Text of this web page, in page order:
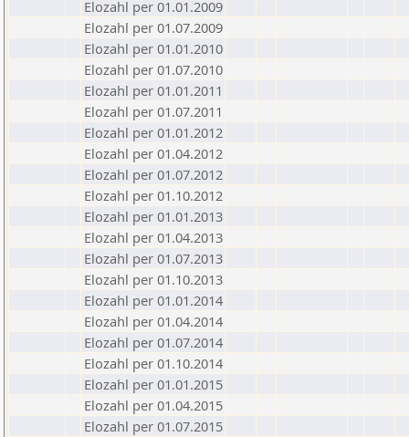
Elozahl per 01.01.2009
Elozahl per 01.07.2009
Elozahl per 01.01.2010
Elozahl per 01.07.2010
Elozahl per 01.01.2011
Elozahl per 01.07.2011
Elozahl per 01.01.2012
Elozahl per 01.04.2012
Elozahl per 01.07.2012
Elozahl per 01.10.2012
Elozahl per 01.01.2013
Elozahl per 01.04.2013
Elozahl per 01.07.2013
Elozahl per 01.10.2013
Elozahl per 01.01.2014
Elozahl per 01.04.2014
Elozahl per 01.07.2014
Elozahl per 01.10.2014
Elozahl per 01.01.2015
Elozahl per 01.04.2015
Elozahl per 01.07.2015